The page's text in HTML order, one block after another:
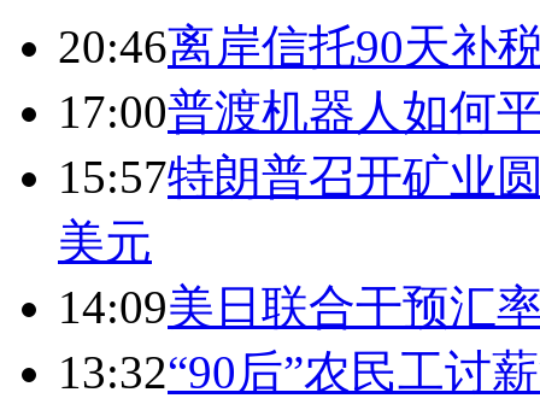
20:46离岸信托90天补
17:00普渡机器人如何
15:57特朗普召开矿业
美元
14:09美日联合干预汇
13:32“90后”农民工讨